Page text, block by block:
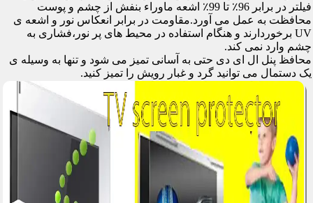
فیلتر در برابر 96٪ تا 99٪ اشعه ماوراء بنفش از چشم و پوست
محافظت به عمل می آورد.مقاومت در برابر انعکاس نور و اشعه ی
UV برخوردارند و هنگام استفاده در محیط های پر نور،فشاری به
چشم وارد نمی کند.
محافظ پنل ال ای دی حتی به آسانی تمیز می شود و تنها به وسیله ی
یک دستمال می توانید گرد و غبار رویش را تمیز کنید.